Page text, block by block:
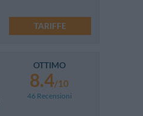
TARIFFE
OTTIMO
8.4/10
46 Recensioni